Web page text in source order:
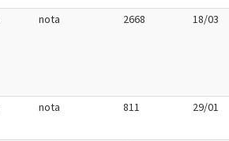
nota 2668 18/03
nota 811 29/01